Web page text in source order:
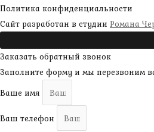
Политика конфиденциальности
Сайт разработан в студии Романа
Заказать обратный звонок
Заполните форму и мы перезвоним
Ваше имя
Ваш телефон